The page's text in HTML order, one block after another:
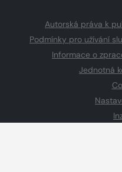
Autorská práva k
Podmínky pro užívání
Informace o
Jednotná